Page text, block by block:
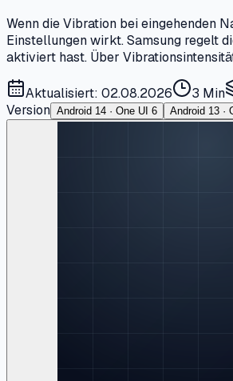
Wenn die Vibration bei eingehenden
Einstellungen wirkt. Samsung regelt
aktiviert hast. Über
Aktualisiert: 02.08.2026 3 Min
Version Android 14 · One UI 6 Android 13 ·